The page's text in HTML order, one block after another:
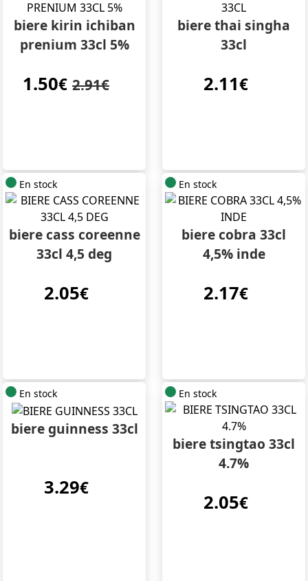
biere kirin ichiban
prenium 33cl 5%
1.50€ 2.91€
biere thai singha
33cl
2.11€
En stock
biere cass coreenne
33cl 4,5 deg
2.05€
En stock
biere cobra 33cl
4,5% inde
2.17€
En stock
biere guinness 33cl
3.29€
En stock
biere tsingtao 33cl
4.7%
2.05€